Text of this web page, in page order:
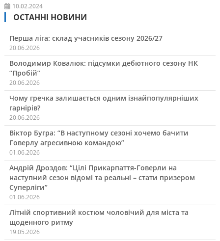
10.02.2024
ОСТАННІ НОВИНИ
Перша ліга: склад учасників сезону 2026/27
20.06.2026
Володимир Ковалюк: підсумки дебютного сезону НК
“Пробій”
20.06.2026
Чому гречка залишається одним ізнайпопулярніших
гарнірів?
20.06.2026
Віктор Бугра: “В наступному сезоні хочемо бачити
Говерлу агресивною командою”
01.06.2026
Андрій Дроздов: “Цілі Прикарпаття-Говерли на
наступний сезон відомі та реальні – стати призером
Суперліги”
01.06.2026
Літній спортивний костюм чоловічий для міста та
щоденного ритму
19.05.2026